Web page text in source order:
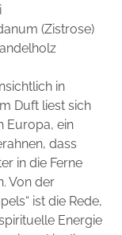
(Zistrose)
in
Duft liest sich
Europa, ein
dass
in die Ferne
Von der
ist die Rede,
Energie